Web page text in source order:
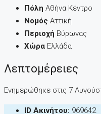
Πόλη Αθήνα Κέντρο
Νομός Αττική
Περιοχή Βύρωνας
Χώρα Ελλάδα
Λεπτομέρειες
Ενημερώθηκε στις 7
ID Ακινήτου: 969642